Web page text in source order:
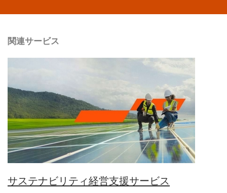
関連サービス
サステナビリティ経営支援サービス